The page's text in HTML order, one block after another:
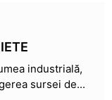
industrială,
sursei de...